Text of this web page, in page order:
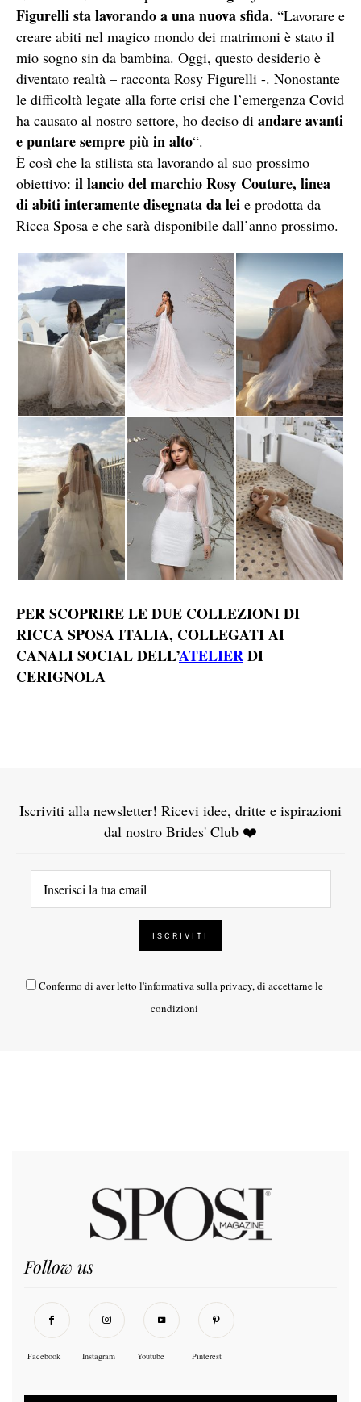
Figurelli sta lavorando a una nuova sfida. “Lavorare e
creare abiti nel magico mondo dei matrimoni è stato il
mio sogno sin da bambina. Oggi, questo desiderio è
diventato realtà – racconta Rosy Figurelli -. Nonostante
le difficoltà legate alla forte crisi che l’emergenza Covid
ha causato al nostro settore, ho deciso di andare avanti
e puntare sempre più in alto“.
È così che la stilista sta lavorando al suo prossimo
obiettivo: il lancio del marchio Rosy Couture, linea
di abiti interamente disegnata da lei e prodotta da
Ricca Sposa e che sarà disponibile dall’anno prossimo.
PER SCOPRIRE LE DUE COLLEZIONI DI
RICCA SPOSA ITALIA, COLLEGATI AI
CANALI SOCIAL DELL’ATELIERDI
CERIGNOLA
Iscriviti alla newsletter! Ricevi idee, dritte e ispirazioni
dal nostro Brides' Club ❤️
Confermo di aver letto l'informativa sulla privacy, di accettarne le
condizioni
Follow us
Facebook Instagram Youtube Pinterest